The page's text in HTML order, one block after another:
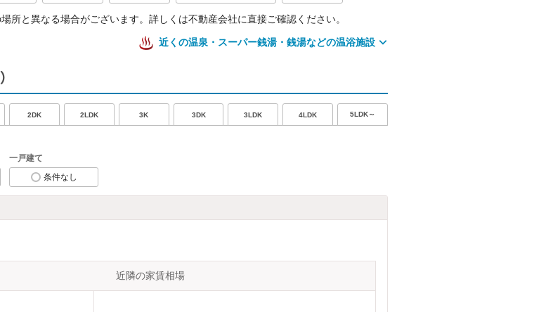
所と異なる場合がございます。詳しくは不動産会社に直接ご確認ください。
近くの温泉・スーパー銭湯・銭湯などの温浴施設
2DK 2LDK 3K 3DK 3LDK 4LDK 5LDK～
一戸建て
条件なし
近隣の家賃相場